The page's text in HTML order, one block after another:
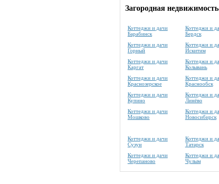
Загородная
Коттеджи и дачи
Барабинск
Коттеджи и
Бердск
Коттеджи и дачи
Горный
Коттеджи и
Искитим
Коттеджи и дачи
Каргат
Коттеджи и
Колывань
Коттеджи и дачи
Краснозерское
Коттеджи и
Краснообск
Коттеджи и дачи
Купино
Коттеджи и
Линёво
Коттеджи и дачи
Мошково
Коттеджи и
Новосибирск
Коттеджи и дачи
Сузун
Коттеджи и
Татарск
Коттеджи и дачи
Черепаново
Коттеджи и
Чулым